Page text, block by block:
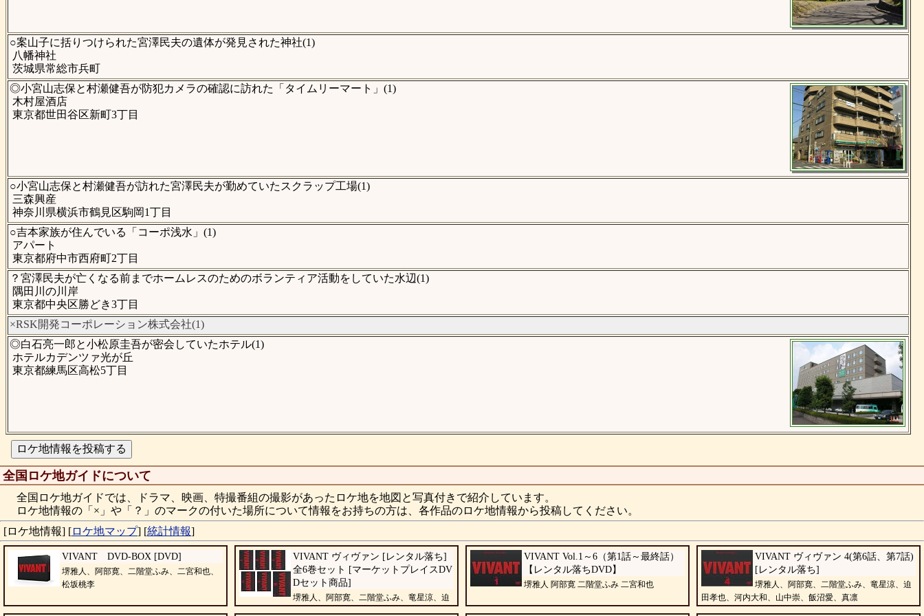
○案山子に括りつけられた宮澤民夫の遺体が発見された神社(1)
八幡神社
茨城県常総市兵町
◎小宮山志保と村瀬健吾が防犯カメラの確認に訪れた「タイムリーマート」(1)
木村屋酒店
東京都世田谷区新町3丁目
○小宮山志保と村瀬健吾が訪れた宮澤民夫が勤めていたスクラップ工場(1)
三森興産
神奈川県横浜市鶴見区駒岡1丁目
○吉本家族が住んでいる「コーポ浅水」(1)
アパート
東京都府中市西府町2丁目
？宮澤民夫が亡くなる前までホームレスのためのボランティア活動をしていた水辺(1)
隅田川の川岸
東京都中央区勝どき3丁目
×RSK開発コーポレーション株式会社(1)
◎白石亮一郎と小松原圭吾が密会していたホテル(1)
ホテルカデンツァ光が丘
東京都練馬区高松5丁目
全国ロケ地ガイドについて
全国ロケ地ガイドでは、ドラマ、映画、特撮番組の撮影があったロケ地を地図と写真付きで紹介しています。
ロケ地情報の「×」や「？」のマークの付いた場所について情報をお持ちの方は、各作品のロケ地情報から投稿してください。
[ロケ地情報] [ロケ地マップ] [統計情報]
VIVANT DVD-BOX [DVD]
堺雅人、阿部寛、二階堂ふみ、二宮和也、
松坂桃李
VIVANT ヴィヴァン [レンタル落ち]
全6巻セット [マーケットプレイスDV
Dセット商品]
堺雅人、阿部寛、二階堂ふみ、竜星涼、迫
VIVANT Vol.1～6（第1話～最終話）
【レンタル落ちDVD】
堺雅人 阿部寛 二階堂ふみ 二宮和也
VIVANT ヴィヴァン 4(第6話、第7話)
[レンタル落ち]
堺雅人、阿部寛、二階堂ふみ、竜星涼、迫
田孝也、河内大和、山中崇、飯沼愛、真凛